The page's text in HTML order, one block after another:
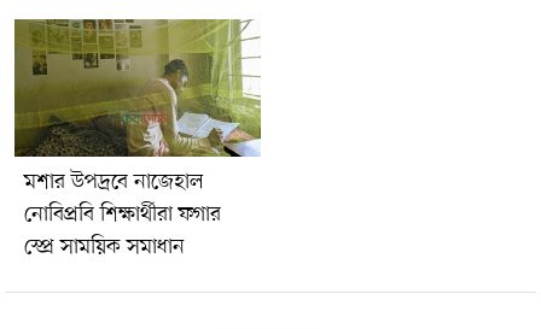
বিশ্ববিদ্যালয়ের একজন যোগ্য শিক্ষককেই এ গুরুত্বপূর্ণ দায়িত্বে দেখতে চান
তারা। শিক্ষার্থীরা জানান, নোবিপ্রবি থেকে ইতোমধ্যে উপাচার্য ও উপ-
উপাচার্য পদে যোগ্য শিক্ষক দায়িত্ব পেয়েছেন। তাই ট্রেজারার পদেও
বিশ্ববিদ্যালয়ের নিজস্ব শিক্ষকদের মধ্য থেকে যোগ্য ব্যক্তিকে বেছে নেওয়ার
সুযোগ রয়েছে। তাদের মতে, একটি বিশ্ববিদ্যালয়ের নিজস্ব শিক্ষকরা
প্রতিষ্ঠানের বাস্তবতা, সমস্যা ও সম্ভাবনা সবচেয়ে ভালোভাবে জানেন।
তাই আর্থিক ব্যবস্থাপনা, উন্নয়ন কার্যক্রম ও বিশ্ববিদ্যালয়ের স্বার্থ রক্ষায়
নোবিপ্রবির শিক্ষককেই ট্রেজারার হিসেবে নিয়োগ দেওয়া উচিত।
নিয়োগের ক্ষেত্রে অভ্যন্তরীণ যোগ্যতা ও অভিজ্ঞতাকে গুরুত্ব দেওয়া
মশার উপদ্রবে নাজেহাল
নোবিপ্রবি শিক্ষার্থীরা ফগার
স্প্রে সাময়িক সমাধান